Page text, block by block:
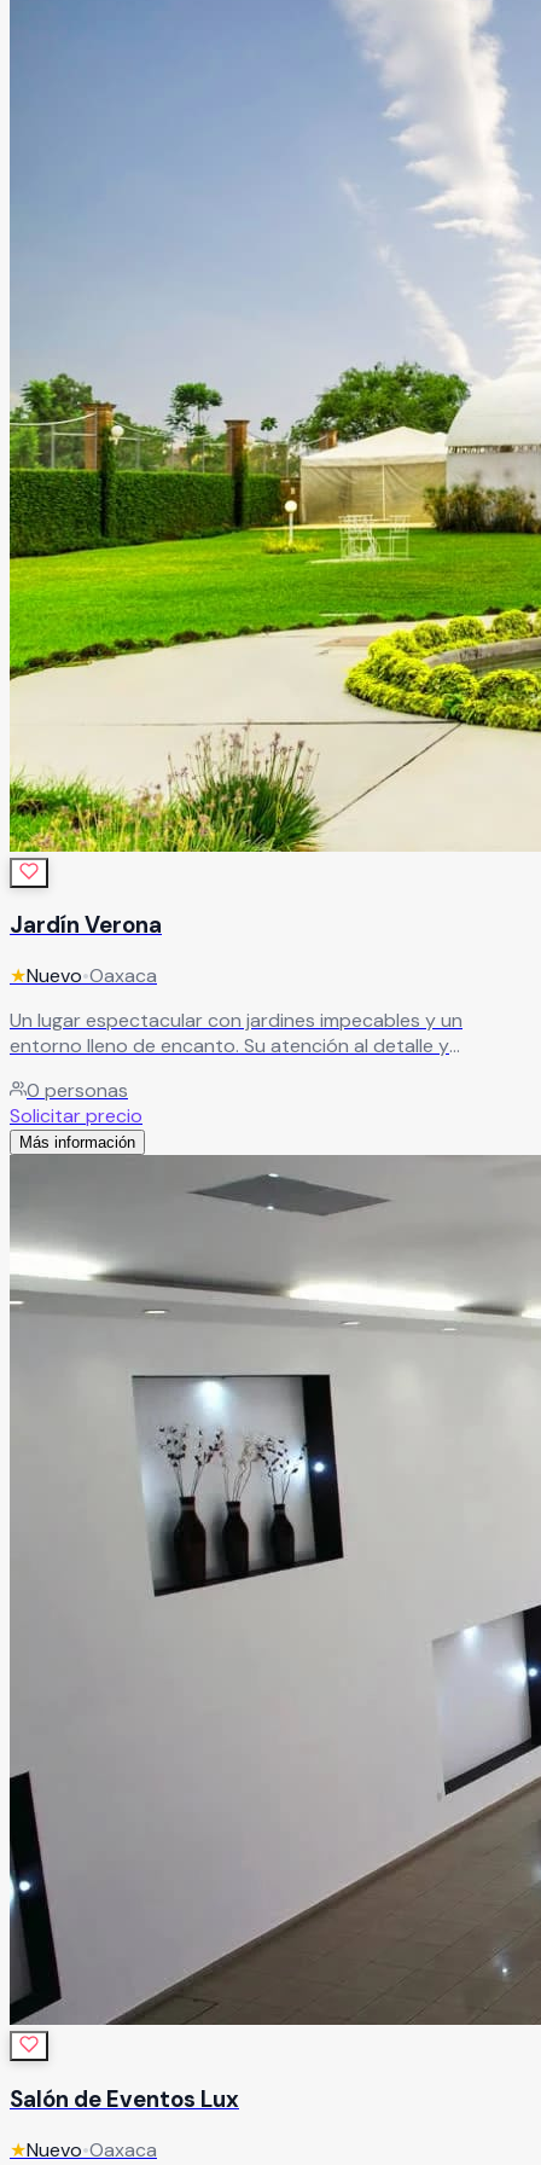
Jardín Verona
★Nuevo•Oaxaca
Un lugar espectacular con jardines impecables y un
entorno lleno de encanto. Su atención al detalle y
para eventos que buscan elegancia, belleza y una
experiencia inolvidable.
0 personas
Solicitar precio
Más información
Salón de Eventos Lux
★Nuevo•Oaxaca